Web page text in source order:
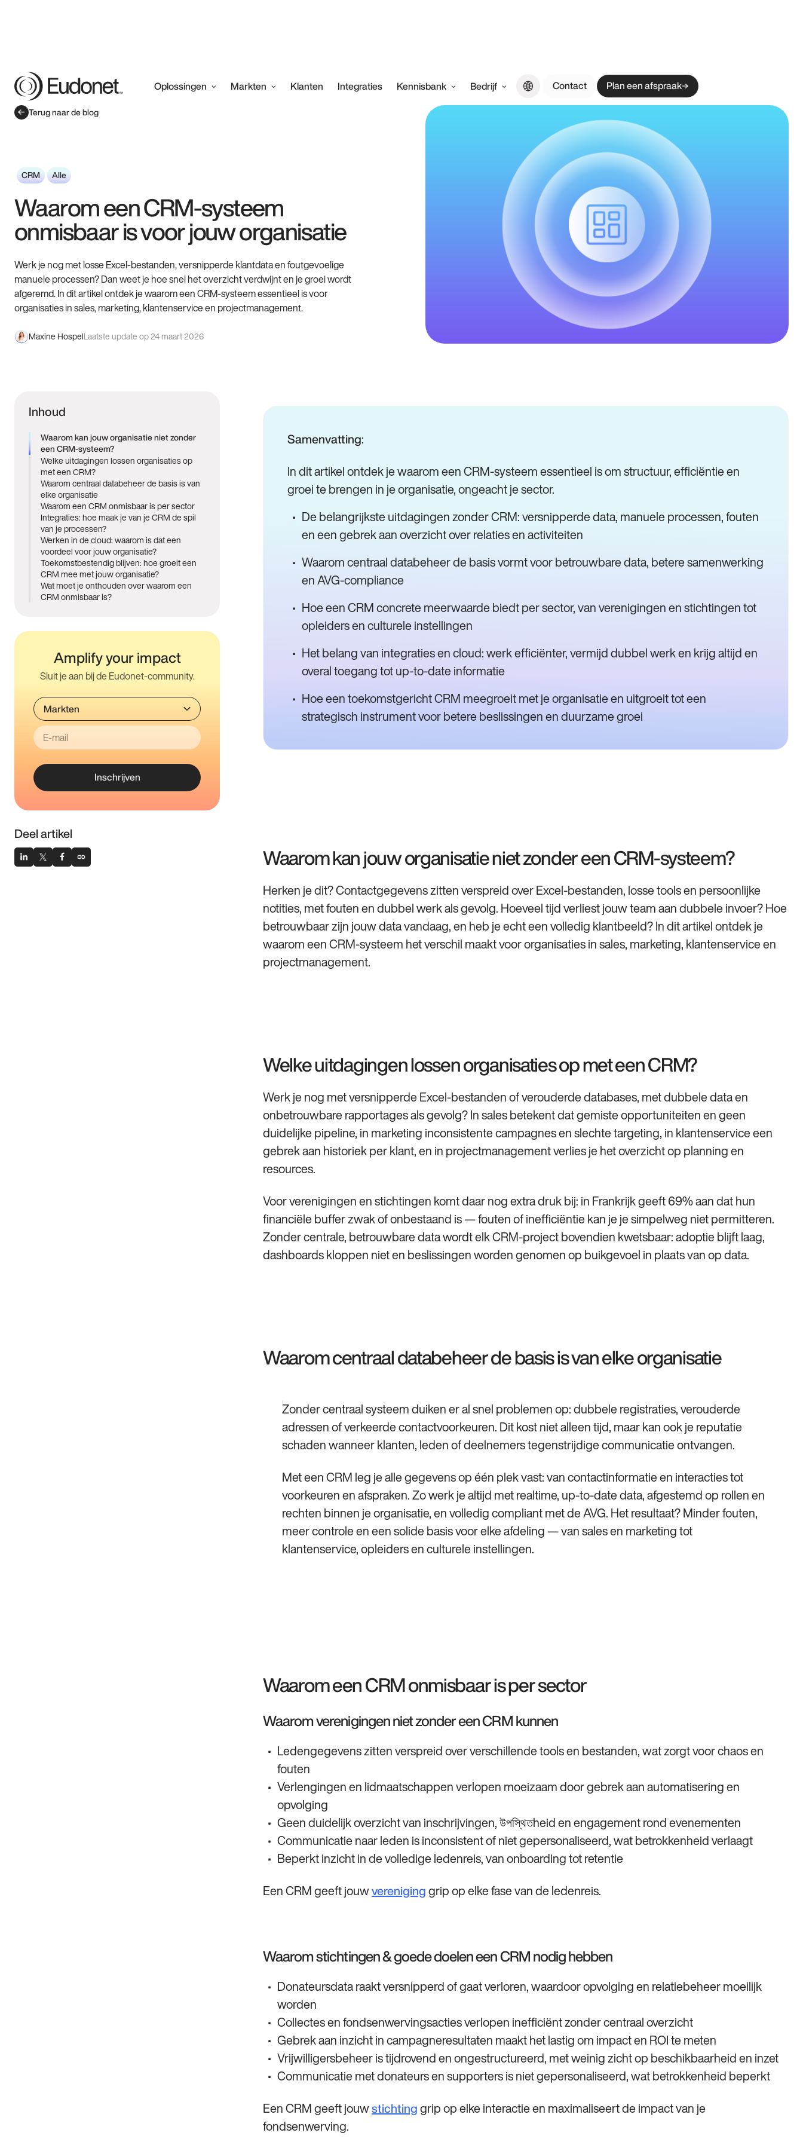
Oplossingen Markten Klanten Integraties Kennisbank Bedrijf Contact Plan een afspraak
Terug naar de blog
CRM Alle
Waarom een CRM-systeem
onmisbaar is voor jouw organisatie
Werk je nog met losse Excel-bestanden, versnipperde klantdata en foutgevoelige
manuele processen? Dan weet je hoe snel het overzicht verdwijnt en je groei wordt
afgeremd. In dit artikel ontdek je waarom een CRM-systeem essentieel is voor
organisaties in sales, marketing, klantenservice en projectmanagement.
Maxine HospelLaatste update op 24 maart 2026
Inhoud
Waarom kan jouw organisatie niet zonder
een CRM-systeem?
Welke uitdagingen lossen organisaties op
met een CRM?
Waarom centraal databeheer de basis is van
elke organisatie
Waarom een CRM onmisbaar is per sector
Integraties: hoe maak je van je CRM de spil
van je processen?
Werken in de cloud: waarom is dat een
voordeel voor jouw organisatie?
Toekomstbestendig blijven: hoe groeit een
CRM mee met jouw organisatie?
Wat moet je onthouden over waarom een
CRM onmisbaar is?
Amplify your impact
Sluit je aan bij de Eudonet-community.
Inschrijven
Deel artikel
Samenvatting:
In dit artikel ontdek je waarom een CRM-systeem essentieel is om structuur, efficiëntie en
groei te brengen in je organisatie, ongeacht je sector.
De belangrijkste uitdagingen zonder CRM: versnipperde data, manuele processen, fouten
en een gebrek aan overzicht over relaties en activiteiten
Waarom centraal databeheer de basis vormt voor betrouwbare data, betere samenwerking
en AVG-compliance
Hoe een CRM concrete meerwaarde biedt per sector, van verenigingen en stichtingen tot
opleiders en culturele instellingen
Het belang van integraties en cloud: werk efficiënter, vermijd dubbel werk en krijg altijd en
overal toegang tot up-to-date informatie
Hoe een toekomstgericht CRM meegroeit met je organisatie en uitgroeit tot een
strategisch instrument voor betere beslissingen en duurzame groei
Waarom kan jouw organisatie niet zonder een CRM-systeem?
Herken je dit? Contactgegevens zitten verspreid over Excel-bestanden, losse tools en persoonlijke
notities, met fouten en dubbel werk als gevolg. Hoeveel tijd verliest jouw team aan dubbele invoer? Hoe
betrouwbaar zijn jouw data vandaag, en heb je echt een volledig klantbeeld? In dit artikel ontdek je
waarom een CRM-systeem het verschil maakt voor organisaties in sales, marketing, klantenservice en
projectmanagement.
Welke uitdagingen lossen organisaties op met een CRM?
Werk je nog met versnipperde Excel-bestanden of verouderde databases, met dubbele data en
onbetrouwbare rapportages als gevolg? In sales betekent dat gemiste opportuniteiten en geen
duidelijke pipeline, in marketing inconsistente campagnes en slechte targeting, in klantenservice een
gebrek aan historiek per klant, en in projectmanagement verlies je het overzicht op planning en
resources.
Voor verenigingen en stichtingen komt daar nog extra druk bij: in Frankrijk geeft 69% aan dat hun
financiële buffer zwak of onbestaand is — fouten of inefficiëntie kan je je simpelweg niet permitteren.
Zonder centrale, betrouwbare data wordt elk CRM-project bovendien kwetsbaar: adoptie blijft laag,
dashboards kloppen niet en beslissingen worden genomen op buikgevoel in plaats van op data.
Waarom centraal databeheer de basis is van elke organisatie
Zonder centraal systeem duiken er al snel problemen op: dubbele registraties, verouderde
adressen of verkeerde contactvoorkeuren. Dit kost niet alleen tijd, maar kan ook je reputatie
schaden wanneer klanten, leden of deelnemers tegenstrijdige communicatie ontvangen.
Met een CRM leg je alle gegevens op één plek vast: van contactinformatie en interacties tot
voorkeuren en afspraken. Zo werk je altijd met realtime, up-to-date data, afgestemd op rollen en
rechten binnen je organisatie, en volledig compliant met de AVG. Het resultaat? Minder fouten,
meer controle en een solide basis voor elke afdeling — van sales en marketing tot
klantenservice, opleiders en culturele instellingen.
Waarom een CRM onmisbaar is per sector
Waarom verenigingen niet zonder een CRM kunnen
Ledengegevens zitten verspreid over verschillende tools en bestanden, wat zorgt voor chaos en
fouten
Verlengingen en lidmaatschappen verlopen moeizaam door gebrek aan automatisering en
opvolging
Geen duidelijk overzicht van inschrijvingen, উপস্থিতheid en engagement rond evenementen
Communicatie naar leden is inconsistent of niet gepersonaliseerd, wat betrokkenheid verlaagt
Beperkt inzicht in de volledige ledenreis, van onboarding tot retentie
Een CRM geeft jouwvereniging grip op elke fase van de ledenreis.
Waarom stichtingen & goede doelen een CRM nodig hebben
Donateursdata raakt versnipperd of gaat verloren, waardoor opvolging en relatiebeheer moeilijk
worden
Collectes en fondsenwervingsacties verlopen inefficiënt zonder centraal overzicht
Gebrek aan inzicht in campagneresultaten maakt het lastig om impact en ROI te meten
Vrijwilligersbeheer is tijdrovend en ongestructureerd, met weinig zicht op beschikbaarheid en inzet
Communicatie met donateurs en supporters is niet gepersonaliseerd, wat betrokkenheid beperkt
Een CRM geeft jouwstichting grip op elke interactie en maximaliseert de impact van je
fondsenwerving.